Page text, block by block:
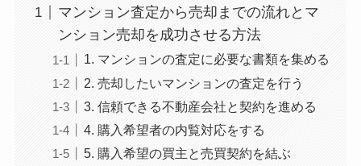
マンション査定から売却までの流れとマ
ンション売却を成功させる方法
1. マンションの査定に必要な書類を集める
2. 売却したいマンションの査定を行う
3. 信頼できる不動産会社と契約を進める
4. 購入希望者の内覧対応をする
5. 購入希望の買主と売買契約を結ぶ